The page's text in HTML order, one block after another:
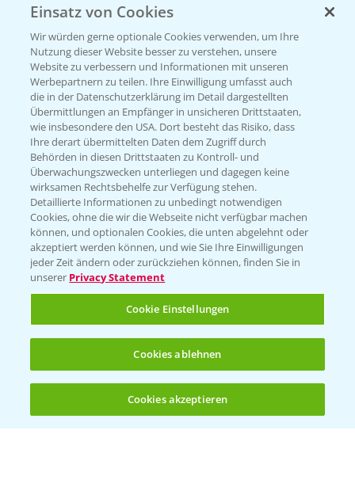
(noch 4)
Beratung auf WhatsApp
T.+49 (0)174 346 564 1
KONTAKT
Hilfe in Notfällen
T.+49 (0)214/30-20220
Folgen Sie uns
Allgemeine Nutzungsbedingungen
Datenschutzerklärung
Einsatz von Cookies
Wir würden gerne optionale Cookies verwenden, um Ihre
Nutzung dieser Website besser zu verstehen, unsere
Website zu verbessern und Informationen mit unseren
Werbepartnern zu teilen. Ihre Einwilligung umfasst auch
die in der Datenschutzerklärung im Detail dargestellten
Übermittlungen an Empfänger in unsicheren Drittstaaten,
wie insbesondere den USA. Dort besteht das Risiko, dass
Ihre derart übermittelten Daten dem Zugriff durch
Behörden in diesen Drittstaaten zu Kontroll- und
Überwachungszwecken unterliegen und dagegen keine
wirksamen Rechtsbehelfe zur Verfügung stehen.
Detaillierte Informationen zu unbedingt notwendigen
Cookies, ohne die wir die Webseite nicht verfügbar machen
können, und optionalen Cookies, die unten abgelehnt oder
akzeptiert werden können, und wie Sie Ihre Einwilligungen
jeder Zeit ändern oder zurückziehen können, finden Sie in
unserer Privacy Statement
Cookie Einstellungen
Cookies ablehnen
Cookies akzeptieren